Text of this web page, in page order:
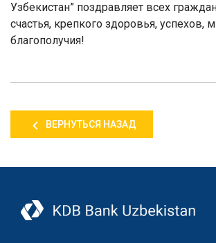
Узбекистан” поздравляет всех
счастья, крепкого здоровья, успехов,
благополучия!
ВЕРНУТЬСЯ НАЗАД